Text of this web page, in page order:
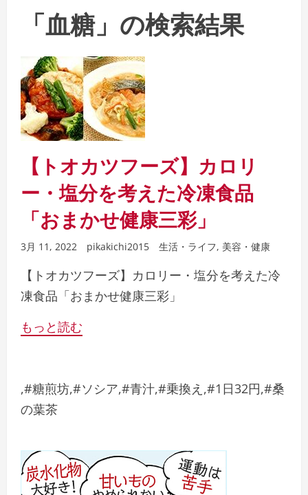
「血糖」の検索結果
【トオカツフーズ】カロリ
ー・塩分を考えた冷凍食品
「おまかせ健康三彩」
3月 11, 2022 pikakichi2015 生活・ライフ, 美容・健康
【トオカツフーズ】カロリー・塩分を考えた冷
凍食品「おまかせ健康三彩」
もっと読む
,#糖煎坊,#ソシア,#青汁,#乗換え,#1日32円,#桑
の葉茶